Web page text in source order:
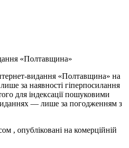
«Полтавщина»
видання «Полтавщина» на
за наявності гіперпосилання
для індексації пошуковими
— лише за погодженням з
, опубліковані на комерційній